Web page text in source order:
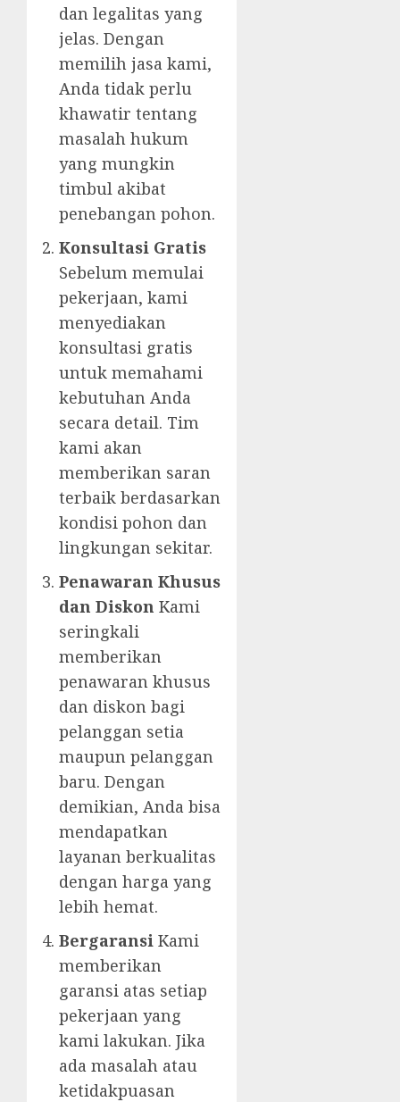
dan legalitas yang
jelas. Dengan
memilih jasa kami,
Anda tidak perlu
khawatir tentang
masalah hukum
yang mungkin
timbul akibat
penebangan pohon.
Konsultasi Gratis
Sebelum memulai
pekerjaan, kami
menyediakan
konsultasi gratis
untuk memahami
kebutuhan Anda
secara detail. Tim
kami akan
memberikan saran
terbaik berdasarkan
kondisi pohon dan
lingkungan sekitar.
Penawaran Khusus
dan Diskon Kami
seringkali
memberikan
penawaran khusus
dan diskon bagi
pelanggan setia
maupun pelanggan
baru. Dengan
demikian, Anda bisa
mendapatkan
layanan berkualitas
dengan harga yang
lebih hemat.
Bergaransi Kami
memberikan
garansi atas setiap
pekerjaan yang
kami lakukan. Jika
ada masalah atau
ketidakpuasan